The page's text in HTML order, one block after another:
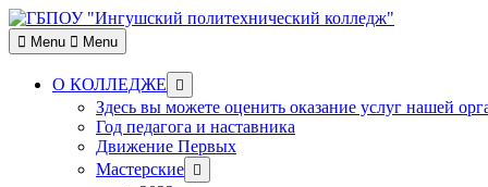
Skip
to
content
Menu Menu
О КОЛЛЕДЖЕ
Show
sub
menu
Здесь вы можете оценить оказание услуг нашей
Год педагога и наставника
Движение Первых
Мастерские Show
sub